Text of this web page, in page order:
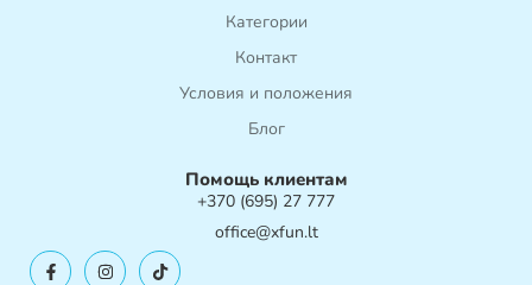
Категории
Контакт
Условия и положения
Блог
Помощь клиентам
+370 (695) 27 777
office@xfun.lt